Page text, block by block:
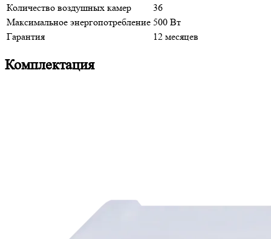
Количество воздушных камер
36
Максимальное энергопотребление 500 Вт
Гарантия
12 месяцев
Комплектация